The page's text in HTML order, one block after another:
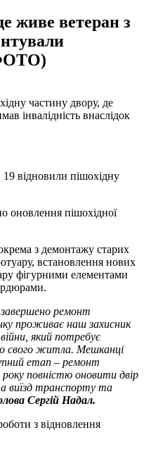
живе ветеран з
частину двору, де
інвалідність внаслідок
відновили пішохідну
оновлення пішохідної
з демонтажу старих
встановлення нових
фігурними елементами
завершено ремонт
проживає наш захисник
який потребує
свого житла. Мешканці
етап – ремонт
повністю оновити двір
виїзд транспорту та
Сергій Надал.
з відновлення